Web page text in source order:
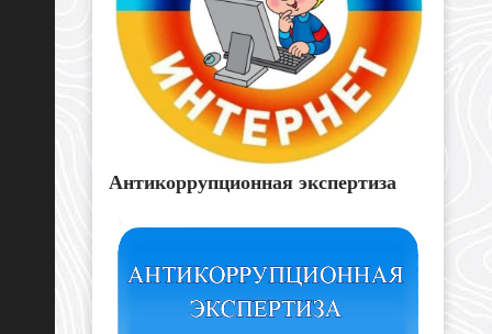
Антикоррупционная экспертиза